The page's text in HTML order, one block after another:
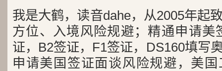
我是大鹤，读音dahe，从2005年起
方位、入境风险规避；精通申请美
证，B2签证，F1签证，DS160填写
申请美国签证面谈风险规避，美